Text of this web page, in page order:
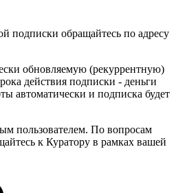
подписки обращайтесь по адресу
обновляемую (рекуррентную)
действия подписки - деньги
автоматически и подписка будет
пользователем. По вопросам
к Куратору в рамках вашей